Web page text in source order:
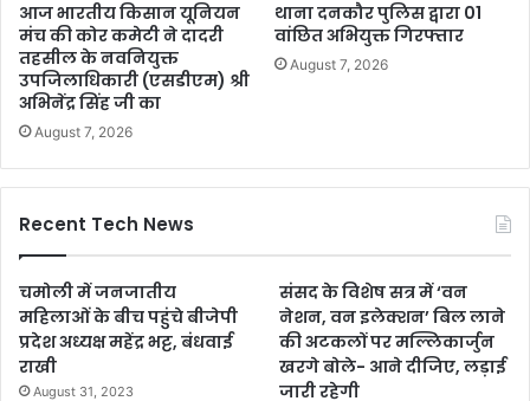
आज भारतीय किसान यूनियन
मंच की कोर कमेटी ने दादरी
तहसील के नवनियुक्त
उपजिलाधिकारी (एसडीएम) श्री
अभिनेंद्र सिंह जी का
August 7, 2026
थाना दनकौर पुलिस द्वारा 01
वांछित अभियुक्त गिरफ्तार
August 7, 2026
Recent Tech News
चमोली में जनजातीय
महिलाओं के बीच पहुंचे बीजेपी
प्रदेश अध्यक्ष महेंद्र भट्ट, बंधवाई
राखी
August 31, 2023
संसद के विशेष सत्र में ‘वन
नेशन, वन इलेक्शन’ बिल लाने
की अटकलों पर मल्लिकार्जुन
खरगे बोले- आने दीजिए, लड़ाई
जारी रहेगी